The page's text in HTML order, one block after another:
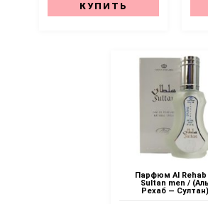
КУПИТЬ
Парфюм Al
Sultan men / (Аль
Рехаб — Султан)